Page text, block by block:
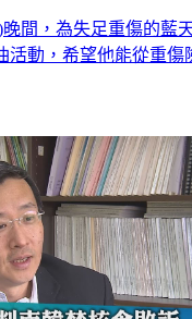
間，為失足重傷的藍
活動，希望他能從重傷